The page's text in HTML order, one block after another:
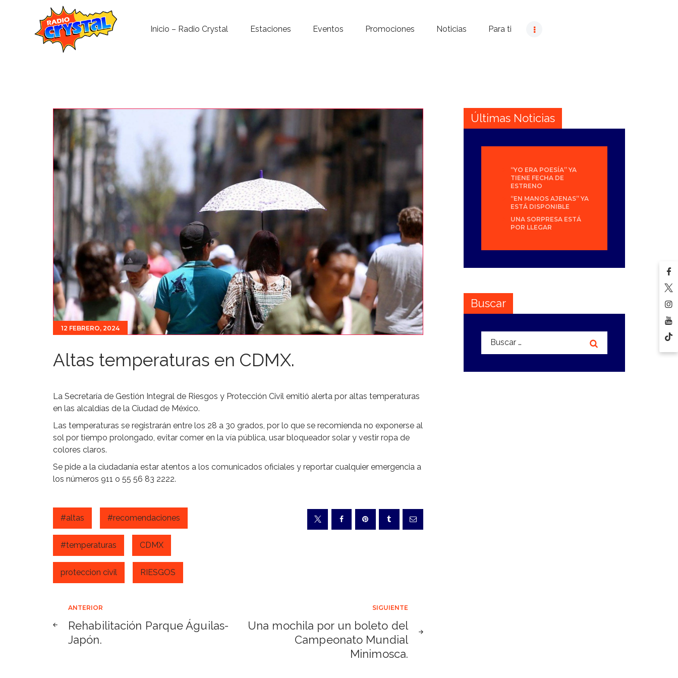
Inicio – Radio Crystal Estaciones Eventos Promociones Noticias Para ti
Noticias
Para ti
Contacto
12 FEBRERO, 2024
Altas temperaturas en CDMX.
La Secretaría de Gestión Integral de Riesgos y Protección Civil emitió alerta por altas temperaturas
en las alcaldías de la Ciudad de México.
Las temperaturas se registrarán entre los 28 a 30 grados, por lo que se recomienda no exponerse al
sol por tiempo prolongado, evitar comer en la vía pública, usar bloqueador solar y vestir ropa de
colores claros.
Se pide a la ciudadanía estar atentos a los comunicados oficiales y reportar cualquier emergencia a
los números 911 o 55 56 83 2222.
#altas #recomendaciones
#temperaturas CDMX
proteccion civil RIESGOS
Navegación
de
ANTERIOR
Rehabilitación Parque Águilas-
Japón.
SIGUIENTE
Una mochila por un boleto del
Campeonato Mundial
Minimosca.
Últimas Noticias
“YO ERA POESÍA” YA
TIENE FECHA DE
ESTRENO
“EN MANOS AJENAS” YA
ESTÁ DISPONIBLE
UNA SORPRESA ESTÁ
POR LLEGAR
Buscar
Buscar: